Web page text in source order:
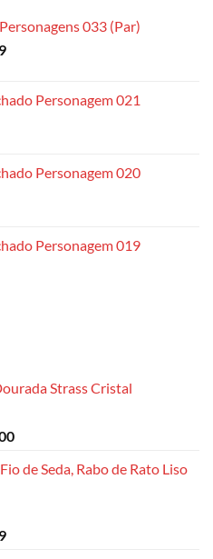
033 (Par)
Faixa
R$ 8,99Personagem 021
Personagem 020
Personagem 019
Strass Cristal
Faixa
preço:
de Seda, Rabo de Rato Liso
Faixa